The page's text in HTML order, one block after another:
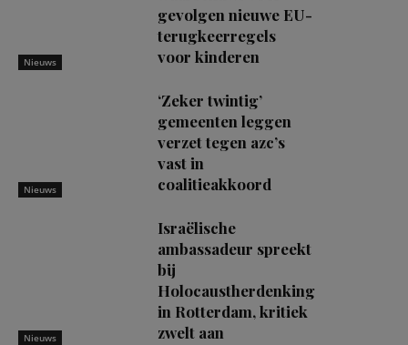
Nieuws
gevolgen nieuwe EU-
terugkeerregels
voor kinderen
Nieuws
‘Zeker twintig’
gemeenten leggen
verzet tegen azc’s
vast in
coalitieakkoord
Nieuws
Israëlische
ambassadeur spreekt
bij
Holocaustherdenking
in Rotterdam, kritiek
zwelt aan